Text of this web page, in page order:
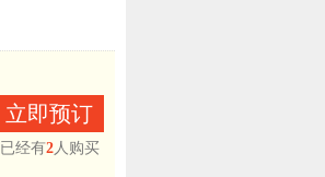
立即预订
已经有2人购买